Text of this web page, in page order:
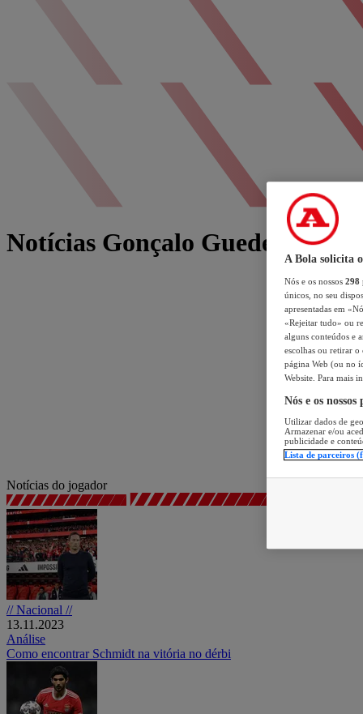
Notícias Gonçalo Guedes
Notícias do jogador
// Nacional //
13.11.2023
Análise
Como encontrar Schmidt na vitória no dérbi
A Bola solicita
Nós e os nossos 298
únicos, no seu
apresentadas em
«Rejeitar tudo» ou
alguns conteúdos e
escolhas ou retirar
página Web (ou no
Website. Para mais
Nós e os
Utilizar dados de
Armazenar e/ou
publicidade e
Lista de parceiros